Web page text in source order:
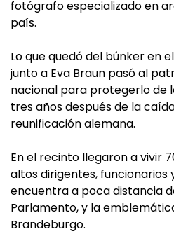
fotógrafo especializado en
país.
Lo que quedó del búnker en
junto a Eva Braun pasó al
nacional para protegerlo de
tres años después de la
reunificación alemana.
En el recinto llegaron a vivir
altos dirigentes, funcionarios
encuentra a poca distancia
Parlamento, y la
Brandeburgo.